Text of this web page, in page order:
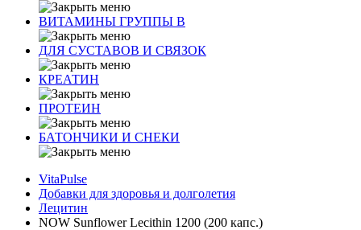
ВИТАМИНЫ ГРУППЫ В
ДЛЯ СУСТАВОВ И СВЯЗОК
КРЕАТИН
ПРОТЕИН
БАТОНЧИКИ И СНЕКИ
VitaPulse
Добавки для здоровья и долголетия
Лецитин
NOW Sunflower Lecithin 1200 (200 капс.)